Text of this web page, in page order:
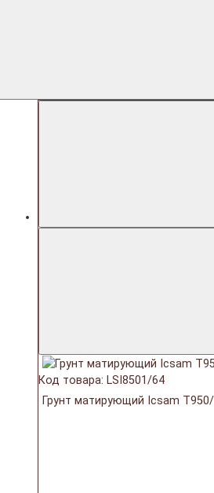
Код товара: LSI8501/64